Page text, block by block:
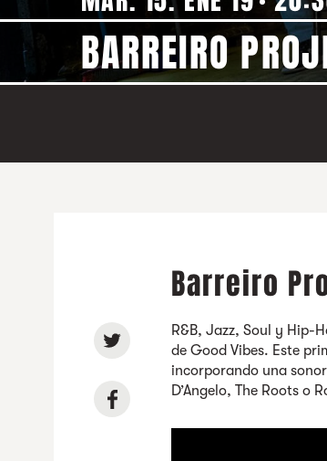
BARREIRO
Barreiro
R&B, Jazz, Soul y Hip-
de Good Vibes. Este
incorporando una
D’Angelo, The Roots o